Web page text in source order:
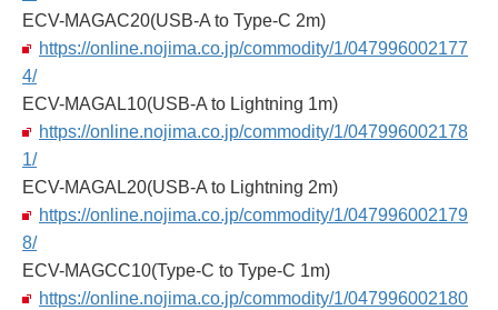
ECV-MAGAC20(USB-A to Type-C 2m)
https://online.nojima.co.jp/commodity/1/047996002177
4/
ECV-MAGAL10(USB-A to Lightning 1m)
https://online.nojima.co.jp/commodity/1/047996002178
1/
ECV-MAGAL20(USB-A to Lightning 2m)
https://online.nojima.co.jp/commodity/1/047996002179
8/
ECV-MAGCC10(Type-C to Type-C 1m)
https://online.nojima.co.jp/commodity/1/047996002180